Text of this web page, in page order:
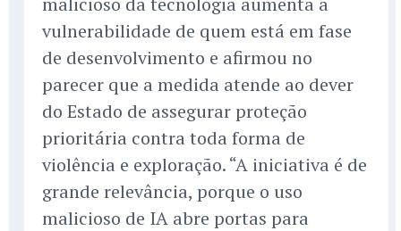
vulnerabilidade de quem está em fase
de desenvolvimento e afirmou no
parecer que a medida atende ao dever
do Estado de assegurar proteção
prioritária contra toda forma de
violência e exploração. “A iniciativa é de
grande relevância, porque o uso
malicioso de IA abre portas para